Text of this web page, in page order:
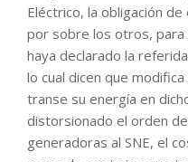
Eléctrico, la obligación
por sobre los otros,
haya declarado la
lo cual dicen que
transe su energía en
distorsionado el orden
generadoras al SNE, el